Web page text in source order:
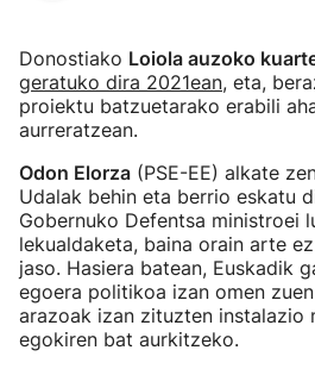
Donostiako Loiola auzoko
geratuko dira 2021ean, eta,
proiektu batzuetarako erabili
aurreratzean.
Odon Elorza (PSE-EE) alkate
Udalak behin eta berrio eskatu
Gobernuko Defentsa ministroei
lekualdaketa, baina orain arte
jaso. Hasiera batean, Euskadik
egoera politikoa izan omen
arazoak izan zituzten instalazio
egokiren bat aurkitzeko.